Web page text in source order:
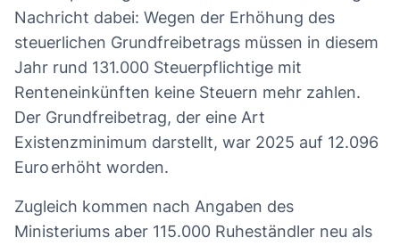
Nachricht dabei: Wegen der Erhöhung des
steuerlichen Grundfreibetrags müssen in diesem
Jahr rund 131.000 Steuerpflichtige mit
Renteneinkünften keine Steuern mehr zahlen.
Der Grundfreibetrag, der eine Art
Existenzminimum darstellt, war 2025 auf 12.096
Euro erhöht worden.
Zugleich kommen nach Angaben des
Ministeriums aber 115.000 Ruheständler neu als